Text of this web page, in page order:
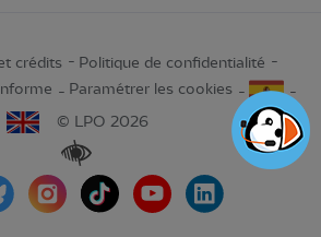
crédits
Politique de confidentialité
Paramétrer les cookies
© LPO 2026
Renforcer les contrastes